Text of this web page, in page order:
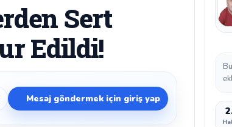
Sert
Edildi!
Mesaj göndermek için giriş yap